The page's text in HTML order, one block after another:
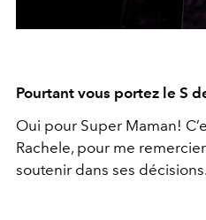
Pourtant vous portez le S
Oui pour Super Maman!
Rachele, pour me
soutenir dans ses décisions.